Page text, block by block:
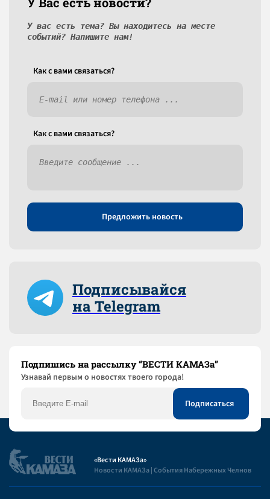
У вас есть тема? Вы находитесь на месте
событий? Напишите нам!
Как c вами связаться?
Как c вами связаться?
Предложить новость
Подписывайся
на Telegram
Подпишись на рассылку “ВЕСТИ КАМАЗа”
Узнaвай первым о новостях твоего города!
«Вести КАМАЗа»
Новости КАМАЗа | События Набережных Челнов